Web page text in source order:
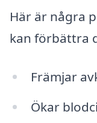
Här är några
kan förbättra
Främjar
Ökar